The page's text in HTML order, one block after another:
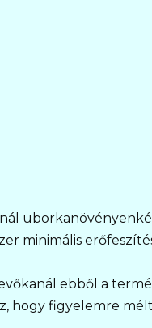
minimális
ebből a
hogy figyelemre